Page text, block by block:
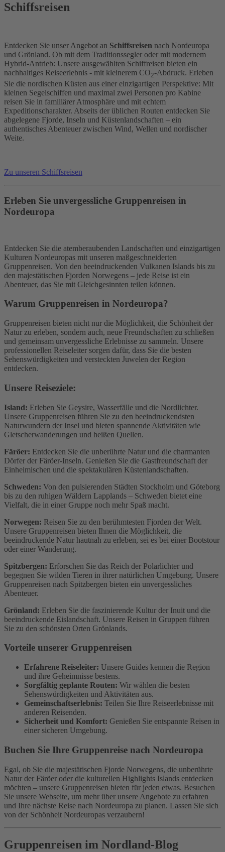
Schiffsreisen
Entdecken Sie unser Angebot an Schiffsreisen nach Nordeuropa
und Grönland. Ob mit dem Traditionssegler oder mit modernem
Hybrid-Antrieb: Unsere ausgewählten Schiffreisen bieten ein
nachhaltiges Reiseerlebnis - mit kleinerem CO2-Abdruck. Erleben
Sie die nordischen Küsten aus einer einzigartigen Perspektive: Mit
kleinen Segelschiffen und maximal zwei Personen pro Kabine
reisen Sie in familiärer Atmosphäre und mit echtem
Expeditionscharakter. Abseits der üblichen Routen entdecken Sie
abgelegene Fjorde, Inseln und Küstenlandschaften – ein
authentisches Abenteuer zwischen Wind, Wellen und nordischer
Weite.
Zu unseren Schiffsreisen
Erleben Sie unvergessliche Gruppenreisen in
Nordeuropa
Entdecken Sie die atemberaubenden Landschaften und einzigartigen
Kulturen Nordeuropas mit unseren maßgeschneiderten
Gruppenreisen. Von den beeindruckenden Vulkanen Islands bis zu
den majestätischen Fjorden Norwegens – jede Reise ist ein
Abenteuer, das Sie mit Gleichgesinnten teilen können.
Warum Gruppenreisen in Nordeuropa?
Gruppenreisen bieten nicht nur die Möglichkeit, die Schönheit der
Natur zu erleben, sondern auch, neue Freundschaften zu schließen
und gemeinsam unvergessliche Erlebnisse zu sammeln. Unsere
professionellen Reiseleiter sorgen dafür, dass Sie die besten
Sehenswürdigkeiten und versteckten Juwelen der Region
entdecken.
Unsere Reiseziele:
Island: Erleben Sie Geysire, Wasserfälle und die Nordlichter.
Unsere Gruppenreisen führen Sie zu den beeindruckendsten
Naturwundern der Insel und bieten spannende Aktivitäten wie
Gletscherwanderungen und heißen Quellen.
Färöer: Entdecken Sie die unberührte Natur und die charmanten
Dörfer der Färöer-Inseln. Genießen Sie die Gastfreundschaft der
Einheimischen und die spektakulären Küstenlandschaften.
Schweden: Von den pulsierenden Städten Stockholm und Göteborg
bis zu den ruhigen Wäldern Lapplands – Schweden bietet eine
Vielfalt, die in einer Gruppe noch mehr Spaß macht.
Norwegen: Reisen Sie zu den berühmtesten Fjorden der Welt.
Unsere Gruppenreisen bieten Ihnen die Möglichkeit, die
beeindruckende Natur hautnah zu erleben, sei es bei einer Bootstour
oder einer Wanderung.
Spitzbergen: Erforschen Sie das Reich der Polarlichter und
begegnen Sie wilden Tieren in ihrer natürlichen Umgebung. Unsere
Gruppenreisen nach Spitzbergen bieten ein unvergessliches
Abenteuer.
Grönland: Erleben Sie die faszinierende Kultur der Inuit und die
beeindruckende Eislandschaft. Unsere Reisen in Gruppen führen
Sie zu den schönsten Orten Grönlands.
Vorteile unserer Gruppenreisen
Erfahrene Reiseleiter: Unsere Guides kennen die Region
und ihre Geheimnisse bestens.
Sorgfältig geplante Routen: Wir wählen die besten
Sehenswürdigkeiten und Aktivitäten aus.
Gemeinschaftserlebnis: Teilen Sie Ihre Reiseerlebnisse mit
anderen Reisenden.
Sicherheit und Komfort: Genießen Sie entspannte Reisen in
einer sicheren Umgebung.
Buchen Sie Ihre Gruppenreise nach Nordeuropa
Egal, ob Sie die majestätischen Fjorde Norwegens, die unberührte
Natur der Färöer oder die kulturellen Highlights Islands entdecken
möchten – unsere Gruppenreisen bieten für jeden etwas. Besuchen
Sie unsere Webseite, um mehr über unsere Angebote zu erfahren
und Ihre nächste Reise nach Nordeuropa zu planen. Lassen Sie sich
von der Schönheit Nordeuropas verzaubern!
Gruppenreisen im Nordland-Blog